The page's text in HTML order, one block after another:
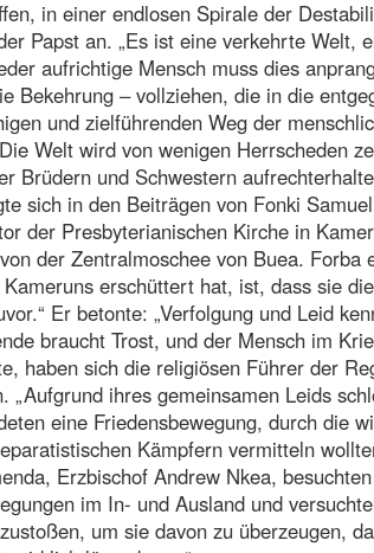
in einer endlosen Spirale der
Papst an. „Es ist eine verkehrte Welt,
aufrichtige Mensch muss dies
Bekehrung – vollziehen, die in die
und zielführenden Weg der
Welt wird von wenigen Herrscheden
Brüdern und Schwestern
sich in den Beiträgen von Fonki
der Presbyterianischen Kirche in
der Zentralmoschee von Buea.
erschüttert hat, ist, dass sie
Er betonte: „Verfolgung und Leid
braucht Trost, und der Mensch im
haben sich die religiösen Führer der
„Aufgrund ihres gemeinsamen Leids
eine Friedensbewegung, durch die
Kämpfern vermitteln
Erzbischof Andrew Nkea,
im In- und Ausland und
um sie davon zu überzeugen,